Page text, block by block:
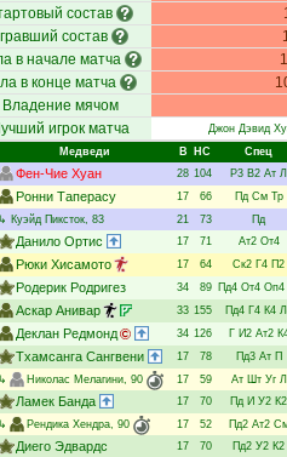
состав
состав
в начале матча
в конце матча
Владение мячом
игрок матча
Джон Дэвид
Медведи В НC Спец
Фен-Чие Хуан 28 104 Р3 В2 Ат Л
Ронни Таперасу 17 66 Пд См Тр
↳ Куэйд Пиксток, 83 21 73 Пд
Данило Ортис 17 71 Ат2 От4
Рюки Хисамото 17 64 Ск2 Г4 П2
Родерик Родригез 34 89 Пд4 От4 Оп4
Аскар Анивар 33 155 Пд4 Г4 К4
Деклан Редмонд 34 126 Г И2 Ат2
Тхамсанга Сангвени 17 78 Пд3 Ат П
↳
Николас Мелагини, 90 17 59 Ат Шт Уг Л
Ламек Банда 17 70 Пд И У2 К2
↳
Рендика Хендра, 90 17 52 Пд2 Ат2
Диего Эдвардс 17 70 Пд2 У2 К2